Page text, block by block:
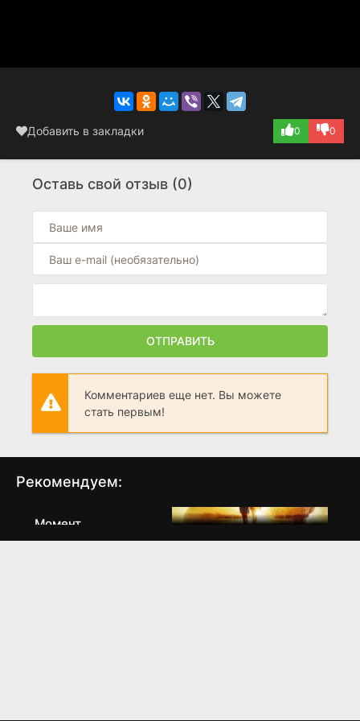
Добавить в закладки 0 0
Оставь свой отзыв (0)
ОТПРАВИТЬ
Комментариев еще нет. Вы можете
стать первым!
Рекомендуем:
Момент
2018)" loading="lazy">
Можно только